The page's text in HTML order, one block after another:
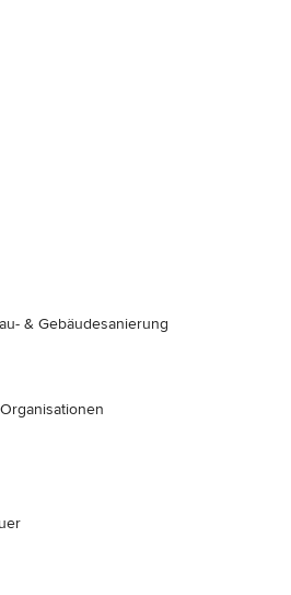
& Gebäudesanierung